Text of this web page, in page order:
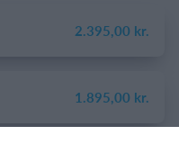
2.395,00 kr.
1.895,00 kr.